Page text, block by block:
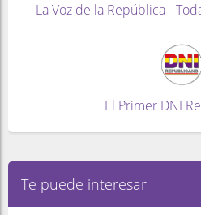
La Voz de la República -
El Primer DNI
Te puede interesar